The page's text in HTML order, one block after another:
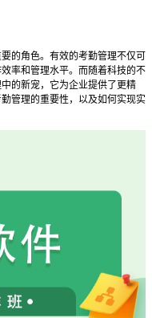
的角色。有效的考勤管理不仅可
率和管理水平。而随着科技的不
的新宠，它为企业提供了更精
管理的重要性，以及如何实现实